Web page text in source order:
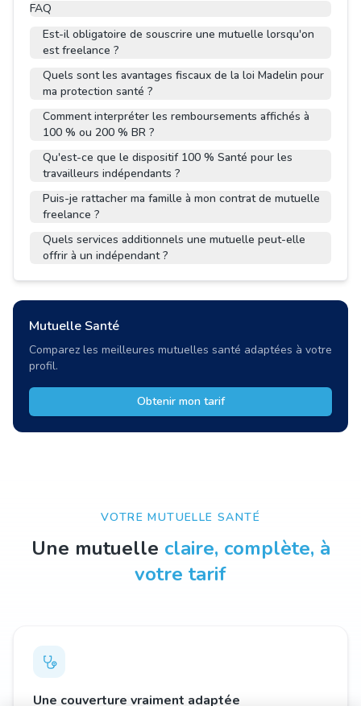
FAQ
Est-il obligatoire de souscrire une mutuelle lorsqu'on
est freelance ?
Quels sont les avantages fiscaux de la loi Madelin pour
ma protection santé ?
Comment interpréter les remboursements affichés à
100 % ou 200 % BR ?
Qu'est-ce que le dispositif 100 % Santé pour les
travailleurs indépendants ?
Puis-je rattacher ma famille à mon contrat de mutuelle
freelance ?
Quels services additionnels une mutuelle peut-elle
offrir à un indépendant ?
Mutuelle Santé
Comparez les meilleures mutuelles santé adaptées à votre
profil.
Obtenir mon tarif
VOTRE MUTUELLE SANTÉ
Une mutuelle claire, complète, à
votre tarif
Une couverture vraiment adaptée